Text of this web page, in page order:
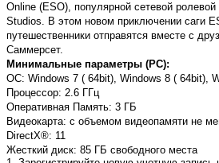
Online (ESO), популярной сетевой
Studios. В этом новом приключении саги
путешественники отправятся вместе с
Саммерсет.
Минимальные параметры (PC):
OC: Windows 7 ( 64bit), Windows 8 ( 64bit),
Процессор: 2.6 ГГц
Оперативная Память: 3 ГБ
Видеокарта: с объемом видеопамяти не
DirectX®: 11
Жесткий диск: 85 ГБ свободного места